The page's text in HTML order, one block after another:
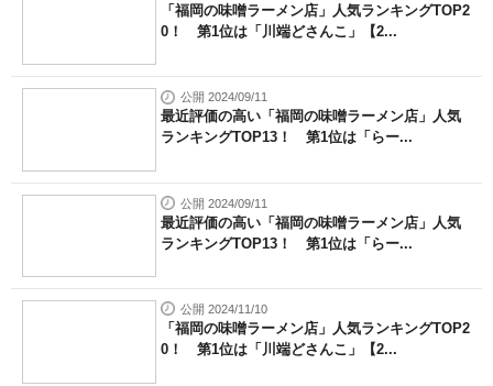
「福岡の味噌ラーメン店」人気ランキングTOP2
0！ 第1位は「川端どさんこ」【2...
公開 2024/09/11
最近評価の高い「福岡の味噌ラーメン店」人気
ランキングTOP13！ 第1位は「らー...
公開 2024/09/11
最近評価の高い「福岡の味噌ラーメン店」人気
ランキングTOP13！ 第1位は「らー...
公開 2024/11/10
「福岡の味噌ラーメン店」人気ランキングTOP2
0！ 第1位は「川端どさんこ」【2...